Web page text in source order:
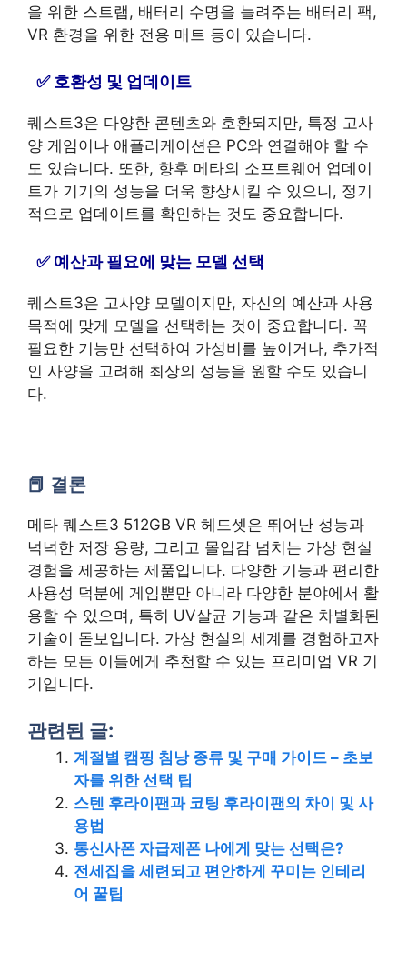
을 위한 스트랩, 배터리 수명을 늘려주는 배터리 팩,
VR 환경을 위한 전용 매트 등이 있습니다.
호환성 및 업데이트
퀘스트3은 다양한 콘텐츠와 호환되지만, 특정 고사
양 게임이나 애플리케이션은 PC와 연결해야 할 수
도 있습니다. 또한, 향후 메타의 소프트웨어 업데이
트가 기기의 성능을 더욱 향상시킬 수 있으니, 정기
적으로 업데이트를 확인하는 것도 중요합니다.
예산과 필요에 맞는 모델 선택
퀘스트3은 고사양 모델이지만, 자신의 예산과 사용
목적에 맞게 모델을 선택하는 것이 중요합니다. 꼭
필요한 기능만 선택하여 가성비를 높이거나, 추가적
인 사양을 고려해 최상의 성능을 원할 수도 있습니
다.
결론
메타 퀘스트3 512GB VR 헤드셋은 뛰어난 성능과
넉넉한 저장 용량, 그리고 몰입감 넘치는 가상 현실
경험을 제공하는 제품입니다. 다양한 기능과 편리한
사용성 덕분에 게임뿐만 아니라 다양한 분야에서 활
용할 수 있으며, 특히 UV살균 기능과 같은 차별화된
기술이 돋보입니다. 가상 현실의 세계를 경험하고자
하는 모든 이들에게 추천할 수 있는 프리미엄 VR 기
기입니다.
관련된 글:
계절별 캠핑 침낭 종류 및 구매 가이드 – 초보
자를 위한 선택 팁
스텐 후라이팬과 코팅 후라이팬의 차이 및 사
용법
통신사폰 자급제폰 나에게 맞는 선택은?
전세집을 세련되고 편안하게 꾸미는 인테리
어 꿀팁